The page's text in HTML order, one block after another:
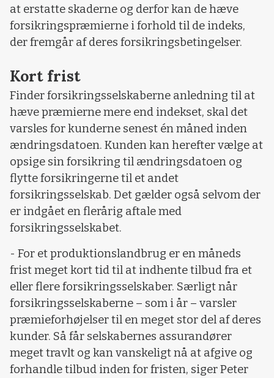
at erstatte skaderne og derfor kan de hæve
forsikringspræmierne i forhold til de indeks,
der fremgår af deres forsikringsbetingelser.
Kort frist
Finder forsikringsselskaberne anledning til at
hæve præmierne mere end indekset, skal det
varsles for kunderne senest én måned inden
ændringsdatoen. Kunden kan herefter vælge at
opsige sin forsikring til ændringsdatoen og
flytte forsikringerne til et andet
forsikringsselskab. Det gælder også selvom der
er indgået en flerårig aftale med
forsikringsselskabet.
- For et produktionslandbrug er en måneds
frist meget kort tid til at indhente tilbud fra et
eller flere forsikringsselskaber. Særligt når
forsikringsselskaberne – som i år – varsler
præmieforhøjelser til en meget stor del af deres
kunder. Så får selskabernes assurandører
meget travlt og kan vanskeligt nå at afgive og
forhandle tilbud inden for fristen, siger Peter